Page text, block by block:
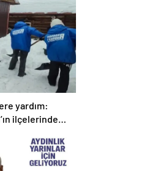
yardım:
ilçelerinde